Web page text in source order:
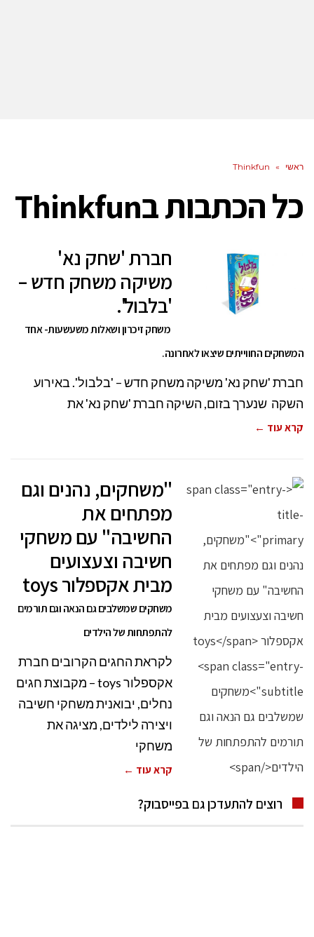
ראשי »
Thinkfun
כל הכתבות בThinkfun
חברת 'שחק נא'
משיקה משחק חדש –
'בלבול'.
משחק זיכרון ושאלות משעשעות- אחד
המשחקים החווייתים שיצאו לאחרונה.
חברת 'שחק נא' משיקה משחק חדש – 'בלבול'. באירוע
השקה שנערך בזום, השיקה חברת 'שחק נא' את
קרא עוד ←
"משחקים, נהנים וגם
מפתחים את
החשיבה" עם משחקי
חשיבה וצעצועים
מבית אקספלור toys
משחקים שמשלבים גם הנאה וגם תורמים
להתפתחות של הילדים
לקראת החגים הקרובים חברת
אקספלור toys – מקבוצת חגים
נחלים, יבואנית משחקי חשיבה
ויצירה לילדים, מציגה את
משחקי
קרא עוד ←
רוצים להתעדכן גם בפייסבוק?